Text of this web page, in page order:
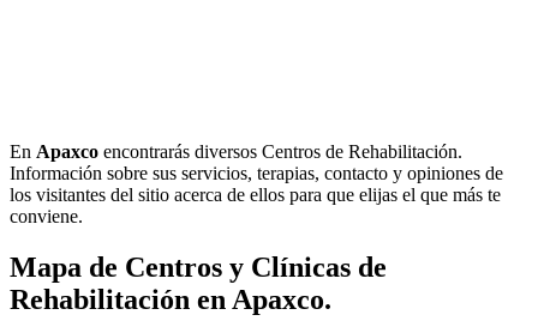
En Apaxco encontrarás diversos Centros de Rehabilitación.
Información sobre sus servicios, terapias, contacto y opiniones de
los visitantes del sitio acerca de ellos para que elijas el que más te
conviene.
Mapa de Centros y Clínicas de
Rehabilitación en Apaxco.